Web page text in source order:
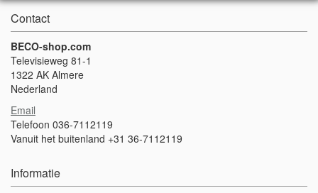
Contact
BECO-shop.com
Televisieweg 81-1
1322 AK Almere
Nederland
Email
Telefoon 036-7112119
Vanuit het buitenland +31 36-7112119
Informatie